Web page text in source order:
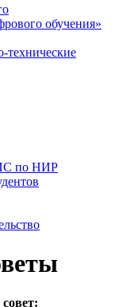
обучения»
технические
по НИР